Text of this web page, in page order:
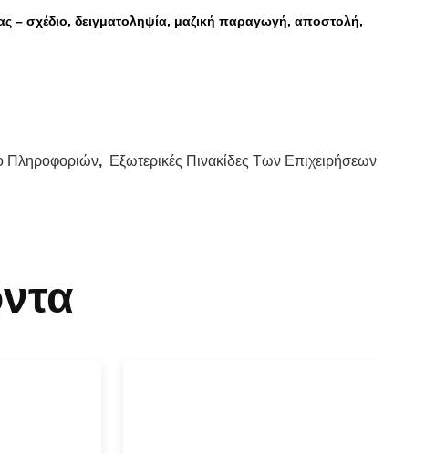
– σχέδιο, δειγματοληψία, μαζική παραγωγή, αποστολή,
Πληροφοριών, Εξωτερικές Πινακίδες Των Επιχειρήσεων